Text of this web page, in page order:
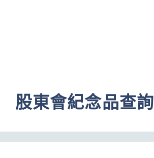
股東會紀念品查詢